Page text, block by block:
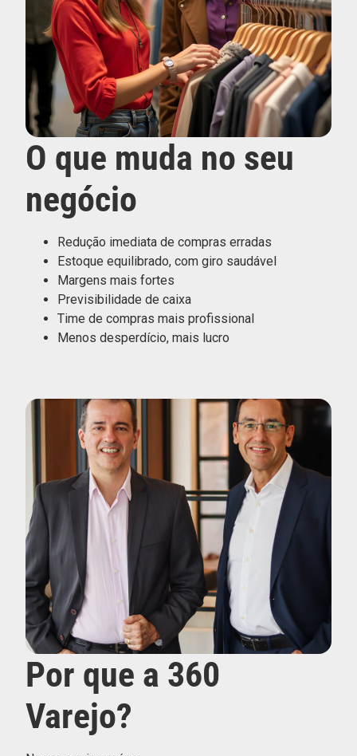
O que muda no seu
negócio
Redução imediata de compras erradas
Estoque equilibrado, com giro saudável
Margens mais fortes
Previsibilidade de caixa
Time de compras mais profissional
Menos desperdício, mais lucro
Por que a 360
Varejo?